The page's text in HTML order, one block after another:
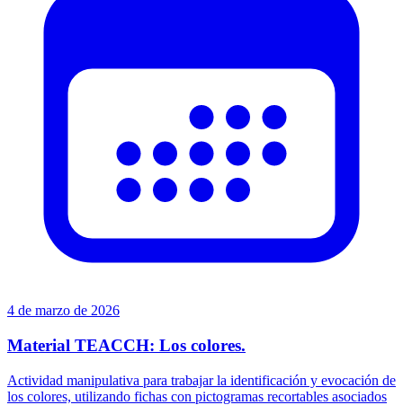
4 de marzo de 2026
Material TEACCH: Los colores.
Actividad manipulativa para trabajar la identificación y evocación de
los colores, utilizando fichas con pictogramas recortables asociados